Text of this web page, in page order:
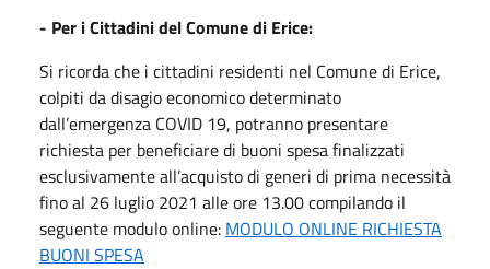
- Per i Cittadini del Comune di Erice:
Si ricorda che i cittadini residenti nel Comune di Erice,
colpiti da disagio economico determinato
dall’emergenza COVID 19, potranno presentare
richiesta per beneficiare di buoni spesa finalizzati
esclusivamente all’acquisto di generi di prima necessità
fino al 26 luglio 2021 alle ore 13.00 compilando il
seguente modulo online: MODULO ONLINE RICHIESTA
BUONI SPESA